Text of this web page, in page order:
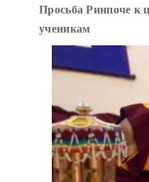
Просьба Ринпоче
ученикам